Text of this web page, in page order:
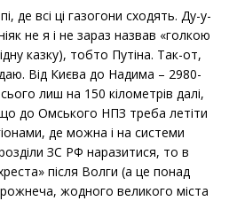
де всі ці газогони сходять. Ду-у-
не я і не зараз назвав «голкою
казку), тобто Путіна. Так-от,
Від Києва до Надима – 2980-
лиш на 150 кілометрів далі,
до Омського НПЗ треба летіти
де можна і на системи
ЗС РФ наразитися, то в
після Волги (а це понад
жодного великого міста